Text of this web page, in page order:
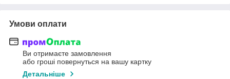
Умови оплати
Ви отримаєте замовлення
або гроші повернуться на вашу картку
Детальніше